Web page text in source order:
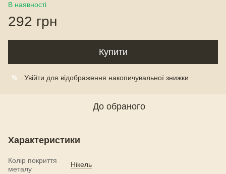
В наявності
292 грн
Купити
% Увійти для відображення накопичувальної знижки
До обраного
Характеристики
Колір покриття
металу
Нікель